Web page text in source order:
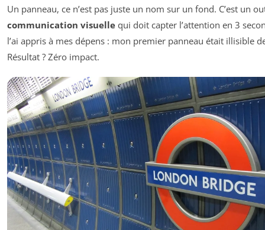
Un panneau, ce n’est pas juste un nom sur un fond. C’est un
communication visuelle qui doit capter l’attention en 3
l’ai appris à mes dépens : mon premier panneau était illisible
Résultat ? Zéro impact.